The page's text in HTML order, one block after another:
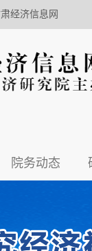
经济信息网
院务动态